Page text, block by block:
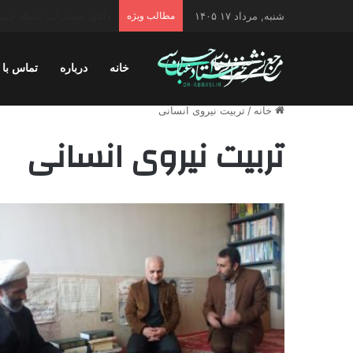
شنبه, مرداد ۱۷ ۱۴۰۵ مطالب ویژه
خانه درباره تماس با
خانه / تربیت نیروی انسانی
تربیت نیروی انسانی